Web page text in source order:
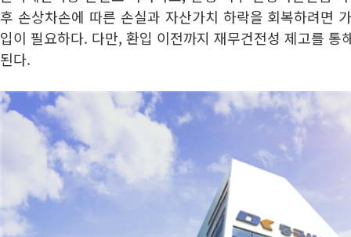
후 손상차손에 따른 손실과 자산가치 하락을 회복하려면
입이 필요하다. 다만, 환입 이전까지 재무건전성 제고를 통
된다.